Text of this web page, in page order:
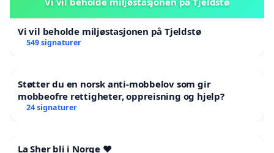
Vi vil beholde miljøstasjonen på Tjeldstø
549 signaturer
Støtter du en norsk anti-mobbelov som gir
mobbeofre rettigheter, oppreisning og hjelp?
24 signaturer
La Sher bli i Norge ❤️